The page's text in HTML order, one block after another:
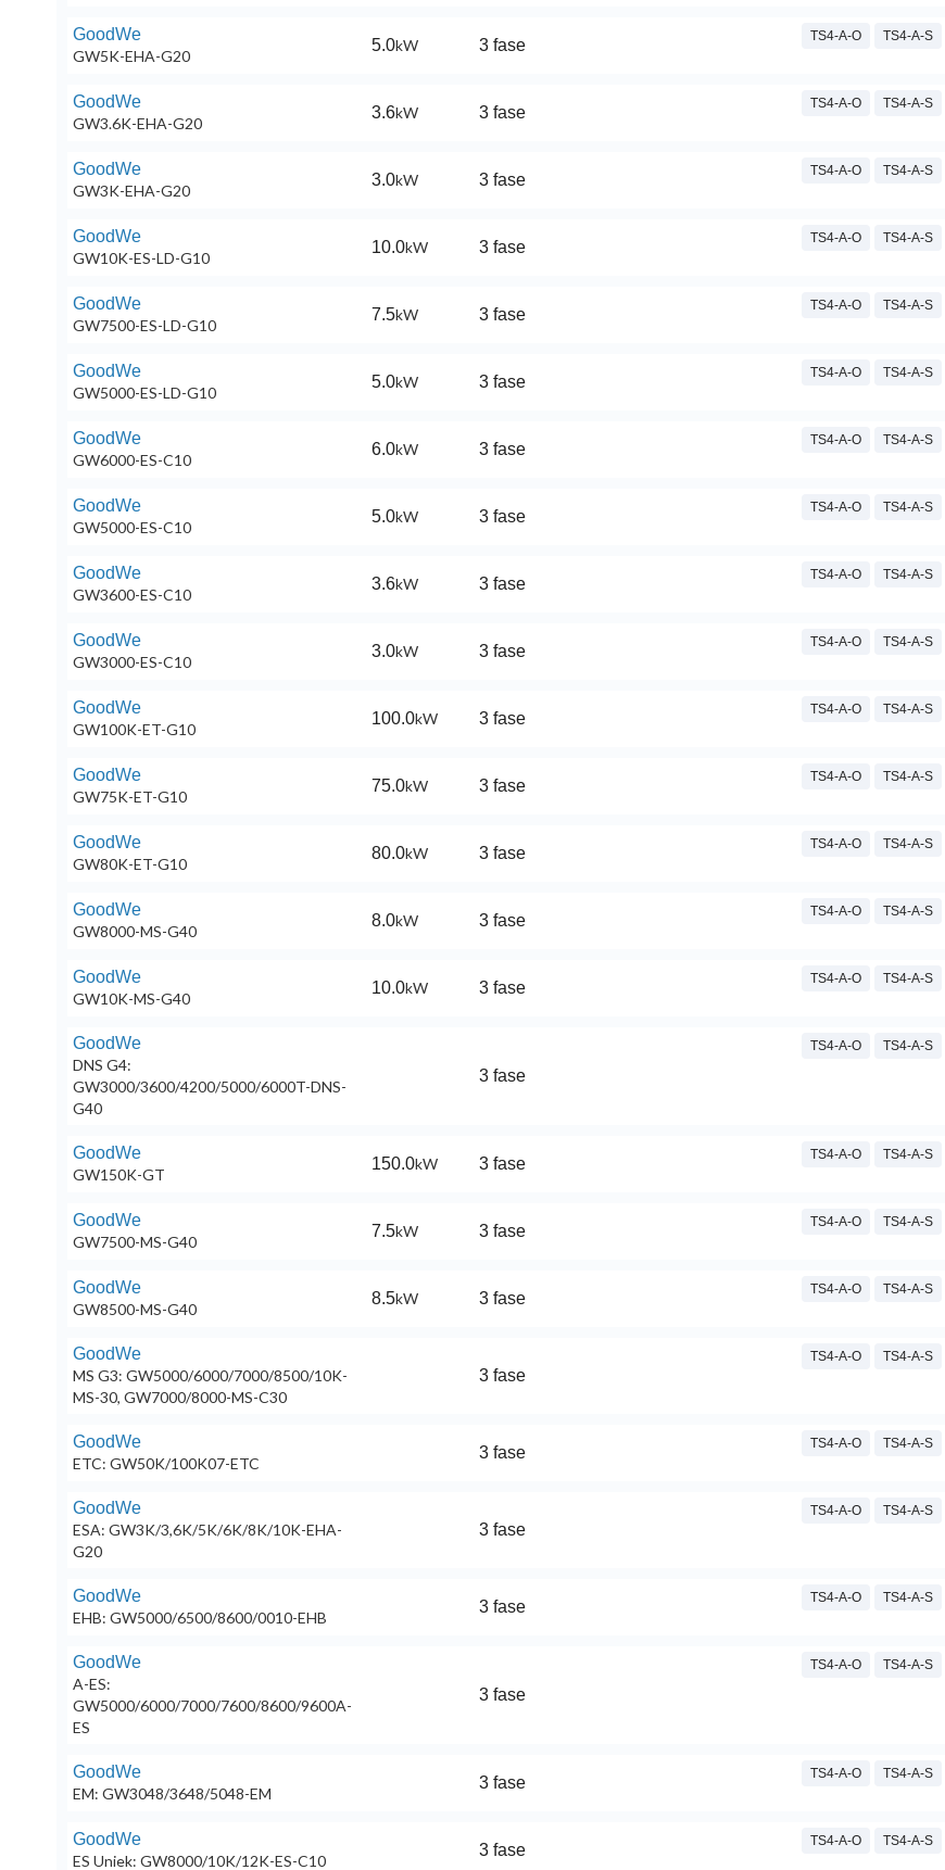
GoodWe
GW5K-EHA-G20
5.0kW 3 fase TS4-A-O TS4-A-S
GoodWe
GW3.6K-EHA-G20
3.6kW 3 fase TS4-A-O TS4-A-S
GoodWe
GW3K-EHA-G20
3.0kW 3 fase TS4-A-O TS4-A-S
GoodWe
GW10K-ES-LD-G10
10.0kW 3 fase TS4-A-O TS4-A-S
GoodWe
GW7500-ES-LD-G10
7.5kW 3 fase TS4-A-O TS4-A-S
GoodWe
GW5000-ES-LD-G10
5.0kW 3 fase TS4-A-O TS4-A-S
GoodWe
GW6000-ES-C10
6.0kW 3 fase TS4-A-O TS4-A-S
GoodWe
GW5000-ES-C10
5.0kW 3 fase TS4-A-O TS4-A-S
GoodWe
GW3600-ES-C10
3.6kW 3 fase TS4-A-O TS4-A-S
GoodWe
GW3000-ES-C10
3.0kW 3 fase TS4-A-O TS4-A-S
GoodWe
GW100K-ET-G10
100.0kW 3 fase TS4-A-O TS4-A-S
GoodWe
GW75K-ET-G10
75.0kW 3 fase TS4-A-O TS4-A-S
GoodWe
GW80K-ET-G10
80.0kW 3 fase TS4-A-O TS4-A-S
GoodWe
GW8000-MS-G40
8.0kW 3 fase TS4-A-O TS4-A-S
GoodWe
GW10K-MS-G40
10.0kW 3 fase TS4-A-O TS4-A-S
GoodWe
DNS G4:
GW3000/3600/4200/5000/6000T-DNS-
G40
3 fase
TS4-A-O TS4-A-S
GoodWe
GW150K-GT
150.0kW 3 fase TS4-A-O TS4-A-S
GoodWe
GW7500-MS-G40
7.5kW 3 fase TS4-A-O TS4-A-S
GoodWe
GW8500-MS-G40
8.5kW 3 fase TS4-A-O TS4-A-S
GoodWe
MS G3: GW5000/6000/7000/8500/10K-
MS-30, GW7000/8000-MS-C30
3 fase
TS4-A-O TS4-A-S
GoodWe
ETC: GW50K/100K07-ETC
3 fase TS4-A-O TS4-A-S
GoodWe
ESA: GW3K/3,6K/5K/6K/8K/10K-EHA-
G20
3 fase
TS4-A-O TS4-A-S
GoodWe
EHB: GW5000/6500/8600/0010-EHB
3 fase TS4-A-O TS4-A-S
GoodWe
A-ES:
GW5000/6000/7000/7600/8600/9600A-
ES
3 fase
TS4-A-O TS4-A-S
GoodWe
EM: GW3048/3648/5048-EM
3 fase TS4-A-O TS4-A-S
GoodWe
ES Uniek: GW8000/10K/12K-ES-C10
3 fase TS4-A-O TS4-A-S